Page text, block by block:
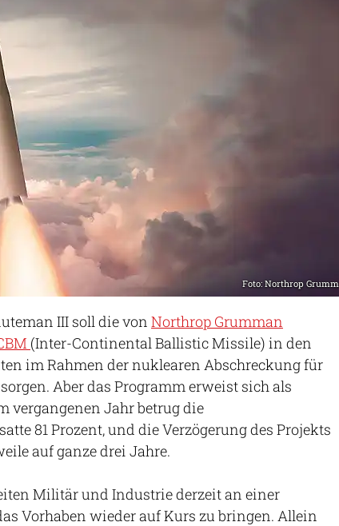
Foto: Northrop
III soll die von Northrop Grumman
(Inter-Continental Ballistic Missile) in den
im Rahmen der nuklearen Abschreckung für
Aber das Programm erweist sich als
vergangenen Jahr betrug die
81 Prozent, und die Verzögerung des Projekts
auf ganze drei Jahre.
Militär und Industrie derzeit an einer
Vorhaben wieder auf Kurs zu bringen. Allein